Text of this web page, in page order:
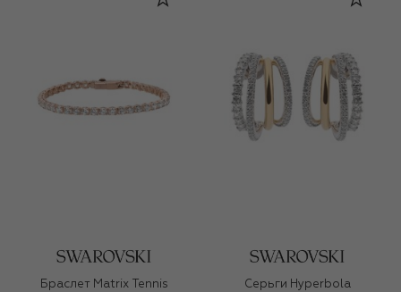
Браслет Matrix Tennis
Серьги Hyperbola